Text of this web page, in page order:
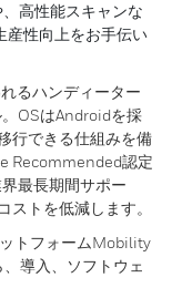
高性能スキャンな
産性向上をお手伝い
るハンディーター
OSはAndroidを採
行できる仕組みを備
Recommended認定
最長期間サポー
ストを低減します。
トフォームMobility
導入、ソフトウェ